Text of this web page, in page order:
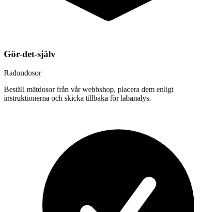
Gör-det-själv
Radondosor
Beställ mätdosor från vår webbshop, placera dem enligt
instruktionerna och skicka tillbaka för labanalys.